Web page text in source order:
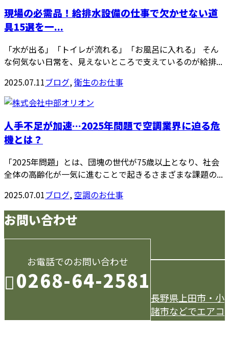
現場の必需品！給排水設備の仕事で欠かせない道
具15選を一...
「水が出る」「トイレが流れる」「お風呂に入れる」 そん
な何気ない日常を、見えないところで支えているのが――給排...
2025.07.11ブログ,衛生のお仕事
人手不足が加速…2025年問題で空調業界に迫る危
機とは？
「2025年問題」とは、団塊の世代が75歳以上となり、社会
全体の高齢化が一気に進むことで起きるさまざまな課題の...
2025.07.01ブログ, 空調のお仕事
お問い合わせ
お電話でのお問い合わせ
0268-64-2581
長野県上田市・小
諸市などでエアコ